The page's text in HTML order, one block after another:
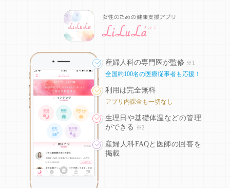
産婦人科の専門医が監修 ※1
全国約100名の医療従事者も応援！
利用は完全無料
アプリ内課金も一切なし
生理日や基礎体温などの管理
ができる
※2
産婦人科FAQと医師の回答を
掲載